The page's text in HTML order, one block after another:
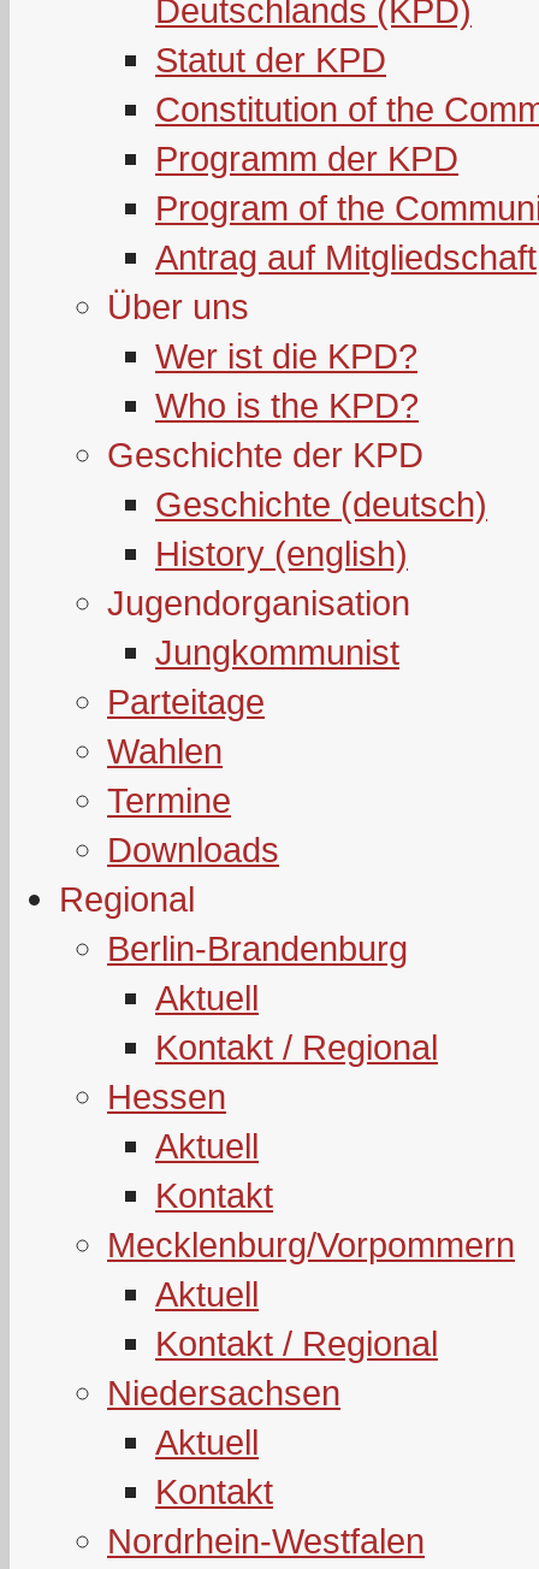
Deutschlands (KPD)
Statut der KPD
Constitution of the
Programm der KPD
Program of the
Antrag auf Mitgliedschaft
Über uns
Wer ist die KPD?
Who is the KPD?
Geschichte der KPD
Geschichte (deutsch)
History (english)
Jugendorganisation
Jungkommunist
Parteitage
Wahlen
Termine
Downloads
Regional
Berlin-Brandenburg
Aktuell
Kontakt / Regional
Hessen
Aktuell
Kontakt
Mecklenburg/Vorpommern
Aktuell
Kontakt / Regional
Niedersachsen
Aktuell
Kontakt
Nordrhein-Westfalen